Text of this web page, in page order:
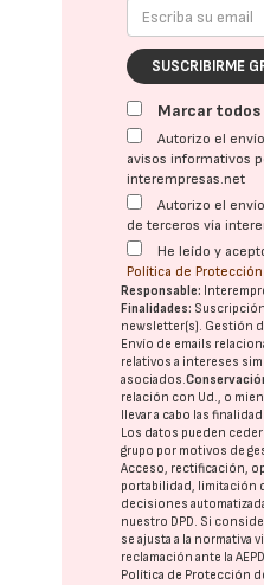
SUSCRIBIRME
Marcar todos
Autorizo el
avisos informativos
interempresas.net
Autorizo el
de terceros vía
He leído y
Política de
Responsable:
Finalidades:
newsletter(s). Gestión
Envío de emails
relativos a intereses
asociados.
relación con Ud., o
llevar a cabo las
Los datos pueden
grupo por motivos de
Acceso, rectificación,
portabilidad, limitación
decisiones
nuestro DPD. Si
se ajusta a la normativa
reclamación ante laAEPD
Política de Protección